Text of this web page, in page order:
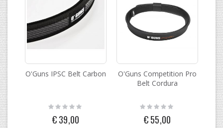
O'Guns IPSC Belt Carbon
Rating:
0%
€ 39,00
O'Guns Competition Pro
Belt Cordura
Rating:
0%
€ 55,00